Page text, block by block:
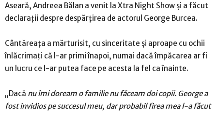
Aseară, Andreea Bălan a venit la Xtra Night Show și a făcut
declarații despre despărțirea de actorul George Burcea.
Cântăreața a mărturisit, cu sinceritate și aproape cu ochii
înlăcrimați că l-ar primi înapoi, numai dacă împăcarea ar fi
un lucru ce l-ar putea face pe acesta la fel ca înainte.
„Dacă nu îmi doream o familie nu făceam doi copii. George a
fost invidios pe succesul meu, dar probabil firea mea l-a făcut